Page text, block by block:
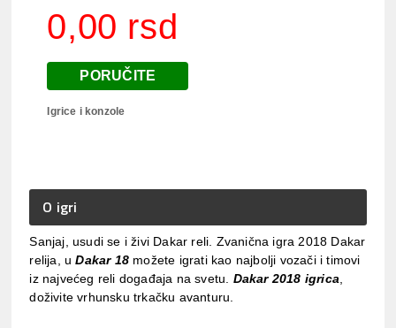
0,00 rsd
PORUČITE
Igrice i konzole
O igri
Sanjaj, usudi se i živi Dakar reli. Zvanična igra 2018 Dakar
relija, uDakar 18 možete igrati kao najbolji vozači i timovi
iz najvećeg reli događaja na svetu. Dakar 2018 igrica,
doživite vrhunsku trkačku avanturu.